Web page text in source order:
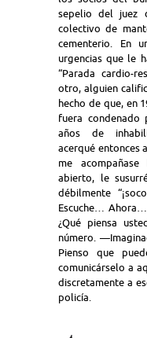
sepelio del juez
colectivo de
cementerio. En
urgencias que le
“Parada cardio-
otro, alguien
hecho de que, en
fuera
años de
acerqué entonces
me
abierto, le
débilmente
Escuche… Ahora…
¿Qué piensa
número.
Pienso que
comunicárselo a
discretamente a
policía.